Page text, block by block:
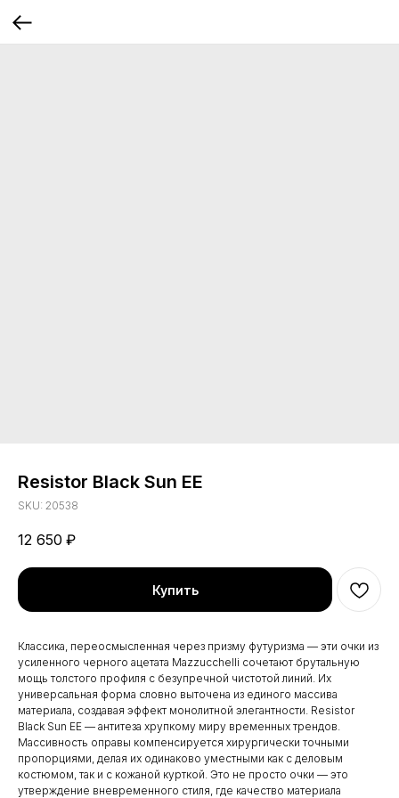
Resistor Black Sun EE
SKU: 20538
12 650 ₽
Купить
Классика, переосмысленная через призму футуризма — эти очки из
усиленного черного ацетата Mazzucchelli сочетают брутальную
мощь толстого профиля с безупречной чистотой линий. Их
универсальная форма словно выточена из единого массива
материала, создавая эффект монолитной элегантности. Resistor
Black Sun EE — антитеза хрупкому миру временных трендов.
Массивность оправы компенсируется хирургически точными
пропорциями, делая их одинаково уместными как с деловым
костюмом, так и с кожаной курткой. Это не просто очки — это
утверждение вневременного стиля, где качество материала